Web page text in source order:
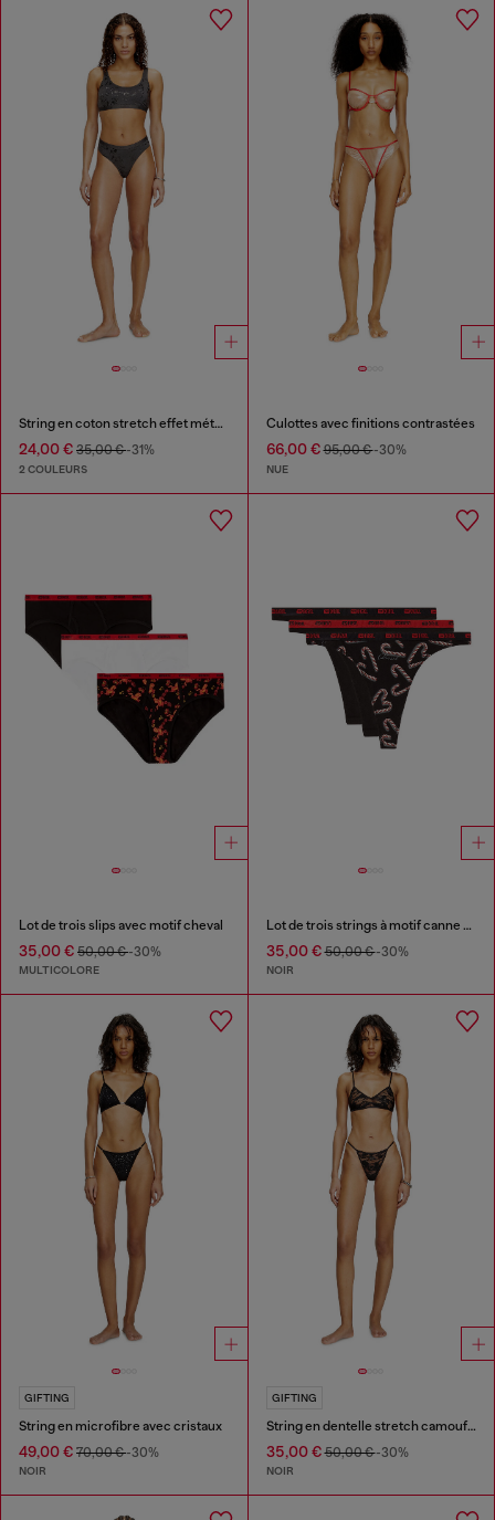
String en coton stretch effet métallisé
24,00 € 35,00 €-31%
2 COULEURS
Culottes avec finitions contrastées
66,00 €95,00 €-30%
NUE
Lot de trois slips avec motif cheval
35,00 € 50,00 €-30%
MULTICOLORE
Lot de trois strings à motif canne à sucre
35,00 €50,00 €-30%
NOIR
GIFTING
String en microfibre avec cristaux
49,00 € 70,00 €-30%
NOIR
GIFTING
String en dentelle stretch camouflage
35,00 €50,00 €-30%
NOIR